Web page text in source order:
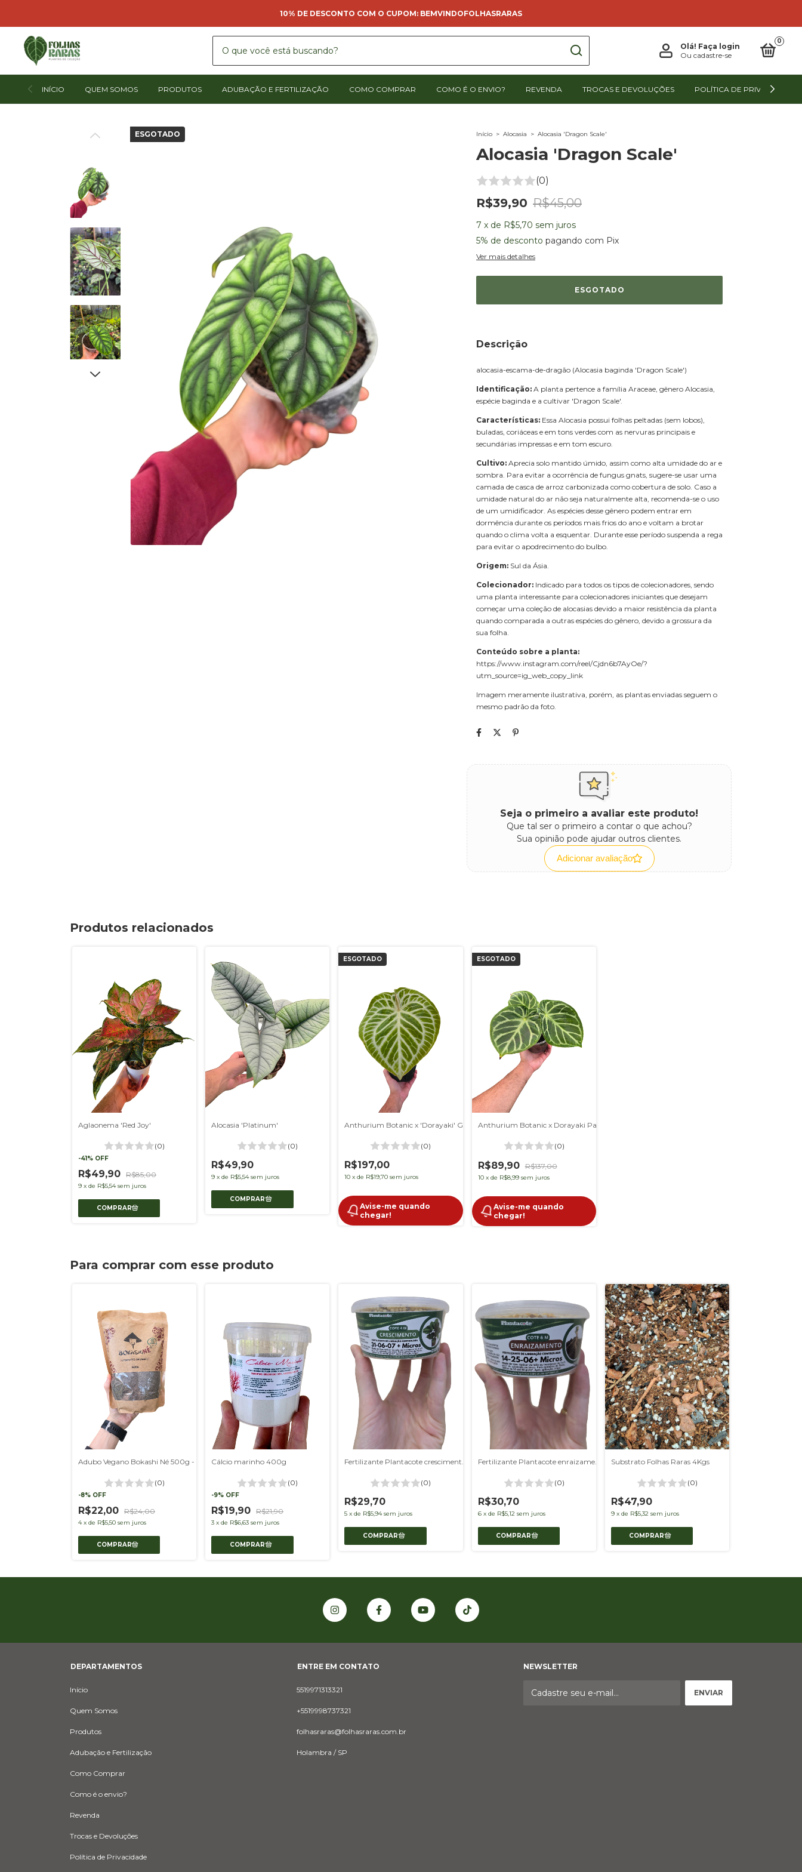
10% DE DESCONTO COM O CUPOM: BEMVINDOFOLHASRARAS
Olá! Faça login
Ou cadastre-se
0
INÍCIO QUEM SOMOS PRODUTOS ADUBAÇÃO E FERTILIZAÇÃO COMO COMPRAR COMO É O ENVIO? REVENDA TROCAS E DEVOLUÇÕES POLÍTICA DE PRIVACIDADE
ESGOTADO Início > Alocasia > Alocasia 'Dragon Scale'
Alocasia 'Dragon Scale'
(0)
R$39,90 R$45,00
7 x de R$5,70 sem juros
5% de desconto pagando com Pix
Ver mais detalhes
Descrição
alocasia-escama-de-dragão (Alocasia baginda 'Dragon Scale')
Identificação: A planta pertence a família Araceae, gênero Alocasia,
espécie baginda e a cultivar 'Dragon Scale'.
Características: Essa Alocasia possui folhas peltadas (sem lobos),
buladas, coriáceas e em tons verdes com as nervuras principais e
secundárias impressas e em tom escuro.
Cultivo: Aprecia solo mantido úmido, assim como alta umidade do ar e
sombra. Para evitar a ocorrência de fungus gnats, sugere-se usar uma
camada de casca de arroz carbonizada como cobertura de solo. Caso a
umidade natural do ar não seja naturalmente alta, recomenda-se o uso
de um umidificador. As espécies desse gênero podem entrar em
dormência durante os períodos mais frios do ano e voltam a brotar
quando o clima volta a esquentar. Durante esse período suspenda a rega
para evitar o apodrecimento do bulbo.
Origem: Sul da Ásia.
Colecionador: Indicado para todos os tipos de colecionadores, sendo
uma planta interessante para colecionadores iniciantes que desejam
começar uma coleção de alocasias devido a maior resistência da planta
quando comparada a outras espécies do gênero, devido a grossura da
sua folha.
Conteúdo sobre a planta:
https://www.instagram.com/reel/Cjdn6b7AyOe/?
utm_source=ig_web_copy_link
Imagem meramente ilustrativa, porém, as plantas enviadas seguem o
mesmo padrão da foto.
Seja o primeiro a avaliar este produto!
Que tal ser o primeiro a contar o que achou?
Sua opinião pode ajudar outros clientes.
Adicionar avaliação
Produtos relacionados
Aglaonema 'Red Joy'
(0)
-41% OFF
R$49,90 R$85,00
9 x de R$5,54 sem juros
Alocasia 'Platinum'
(0)
R$49,90
9 xde R$5,54 sem juros
ESGOTADO
Anthurium Botanic x 'Dorayaki' G
(0)
R$197,00
10 xde R$19,70 sem juros
Avise-me quando
chegar!
ESGOTADO
(0)
R$89,90 R$137,00
10 x de R$8,99 sem juros
Avise-me quando
chegar!
Para comprar com esse produto
(0)
-8% OFF
R$22,00 R$24,00
4 x de R$5,50 sem juros
Cálcio marinho 400g
(0)
-9% OFF
R$19,90 R$21,90
3 xde R$6,63 sem juros
Fertilizante Plantacote crescimento 250g
(0)
R$29,70
5 xde R$5,94 sem juros
Fertilizante Plantacote enraizamento 250g
(0)
R$30,70
6 x de R$5,12 sem juros
Substrato Folhas Raras 4Kgs
(0)
R$47,90
9 x de R$5,32 sem juros
DEPARTAMENTOS
Início
Quem Somos
Produtos
Adubação e Fertilização
Como Comprar
Como é o envio?
Revenda
Trocas e Devoluções
Política de Privacidade
ENTRE EM CONTATO
5519971313321
+5519998737321
folhasraras@folhasraras.com.br
Holambra / SP
NEWSLETTER